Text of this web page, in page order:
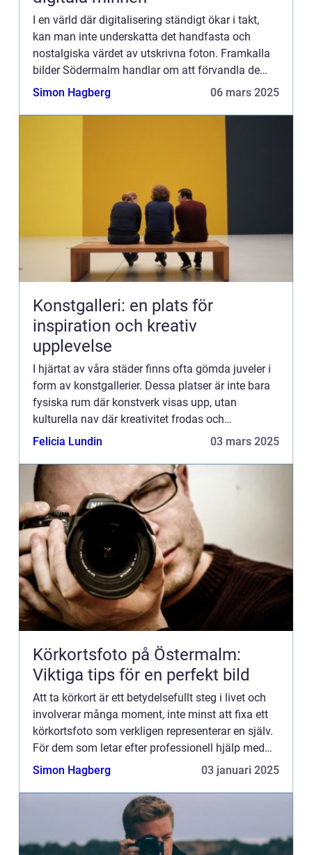
I en värld där digitalisering ständigt ökar i takt,
kan man inte underskatta det handfasta och
nostalgiska värdet av utskrivna foton. Framkalla
bilder Södermalm handlar om att förvandla de
digitala stunderna vi h&ar...
Simon Hagberg 06 mars 2025
Konstgalleri: en plats för
inspiration och kreativ
upplevelse
I hjärtat av våra städer finns ofta gömda juveler i
form av konstgallerier. Dessa platser är inte bara
fysiska rum där konstverk visas upp, utan
kulturella nav där kreativitet frodas och
tankeväckande dialoger...
Felicia Lundin 03 mars 2025
Körkortsfoto på Östermalm:
Viktiga tips för en perfekt bild
Att ta körkort är ett betydelsefullt steg i livet och
involverar många moment, inte minst att fixa ett
körkortsfoto som verkligen representerar en själv.
För dem som letar efter professionell hjälp med
Körkort...
Simon Hagberg 03 januari 2025